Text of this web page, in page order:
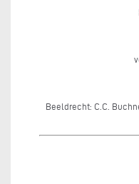
Beeldrecht: C.C.